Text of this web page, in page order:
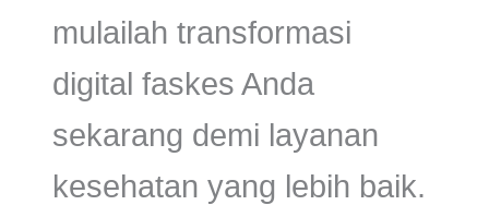
mulailah transformasi
digital faskes Anda
sekarang demi layanan
kesehatan yang lebih baik.